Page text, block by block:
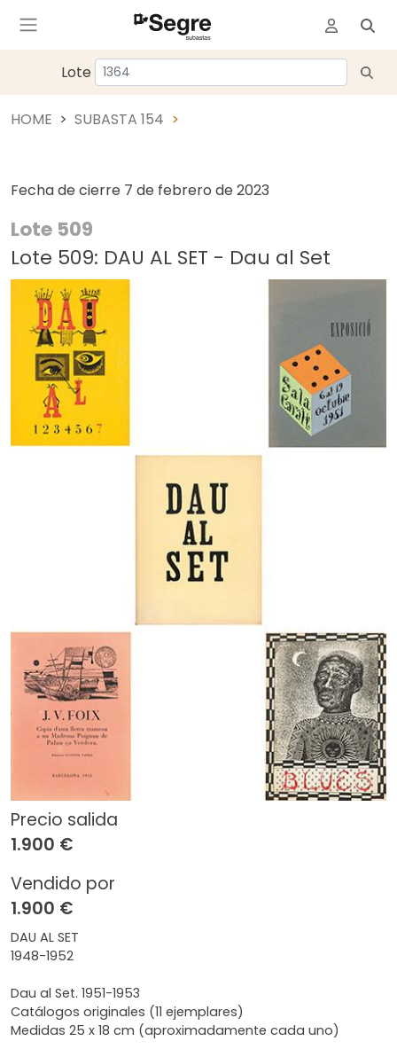
Lote
HOME SUBASTA 154
Fecha de cierre 7 de febrero de 2023
Lote 509
Lote 509: DAU AL SET - Dau al Set
Precio salida
1.900 €
Vendido por
1.900 €
DAU AL SET
1948-1952
Dau al Set. 1951-1953
Catálogos originales (11 ejemplares)
Medidas 25 x 18 cm (aproximadamente cada uno)